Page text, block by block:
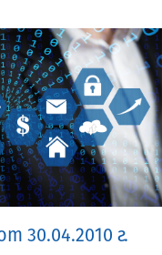
30.04.2010 г.